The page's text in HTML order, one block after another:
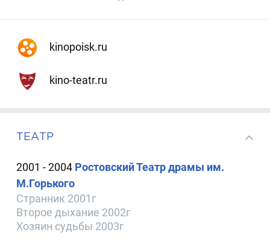
kinopoisk.ru
kino-teatr.ru
ТЕАТР
2001 - 2004 Ростовский Театр драмы им.
М.Горького
Странник 2001г
Второе дыхание 2002г
Хозяин судьбы 2003г